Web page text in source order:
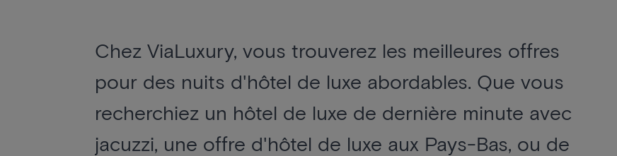
Chez ViaLuxury, vous trouverez les meilleures offres
pour des nuits d'hôtel de luxe abordables. Que vous
recherchiez un hôtel de luxe de dernière minute avec
jacuzzi, une offre d'hôtel de luxe aux Pays-Bas, ou de